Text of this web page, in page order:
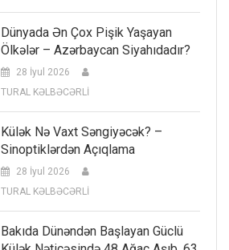
Dünyada Ən Çox Pişik Yaşayan
Ölkələr – Azərbaycan Siyahıdadır?
28 İyul 2026
TURAL KƏLBƏCƏRLİ
Külək Nə Vaxt Səngiyəcək? –
Sinoptiklərdən Açıqlama
28 İyul 2026
TURAL KƏLBƏCƏRLİ
Bakıda Dünəndən Başlayan Güclü